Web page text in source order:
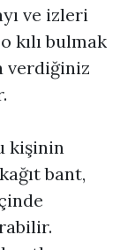
ve izleri
kılı bulmak
verdiğiniz
kişinin
bant,